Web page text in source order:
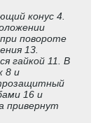
конус 4.
повороте
13.
гайкой 11. В
8 и
16 и
привернут